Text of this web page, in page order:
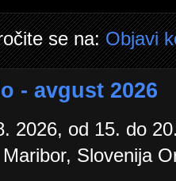
se na:Objavi
- avgust 2026
2026, od 15. do
Slovenija